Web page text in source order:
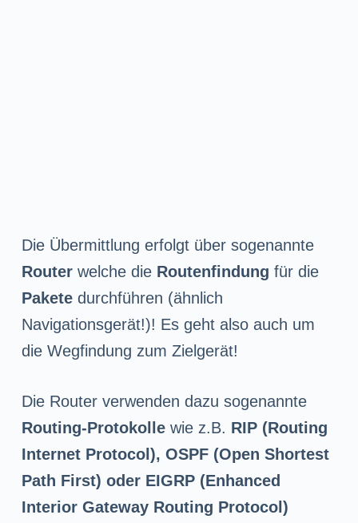
Die Übermittlung erfolgt über sogenannte
Routerwelche die Routenfindung für die
Paketedurchführen (ähnlich
Navigationsgerät!)! Es geht also auch um
die Wegfindung zum Zielgerät!
Die Router verwenden dazu sogenannte
Routing-Protokollewie z.B. RIP (Routing
Internet Protocol), OSPF (Open Shortest
Path First) oder EIGRP (Enhanced
Interior Gateway Routing Protocol)